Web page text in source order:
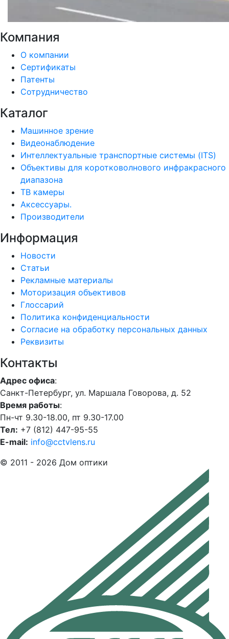
Компания
О компании
Сертификаты
Патенты
Сотрудничество
Каталог
Машинное зрение
Видеонаблюдение
Интеллектуальные транспортные системы (ITS)
Объективы для коротковолнового инфракрасного
диапазона
ТВ камеры
Аксессуары.
Производители
Информация
Новости
Статьи
Рекламные материалы
Моторизация объективов
Глоссарий
Политика конфиденциальности
Согласие на обработку персональных данных
Реквизиты
Контакты
Адрес офиса:
Санкт-Петербург, ул. Маршала Говорова, д. 52
Время работы:
Пн-чт 9.30-18.00, пт 9.30-17.00
Тел: +7 (812) 447-95-55
E-mail: info@cctvlens.ru
© 2011 - 2026 Дом оптики